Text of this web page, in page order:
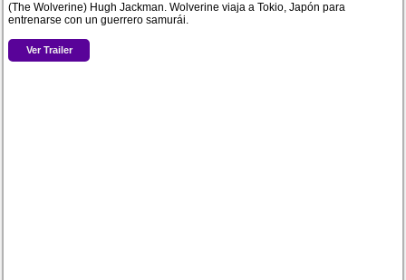
(The Wolverine) Hugh Jackman. Wolverine viaja a Tokio, Japón para
entrenarse con un guerrero samurái.
Ver Trailer